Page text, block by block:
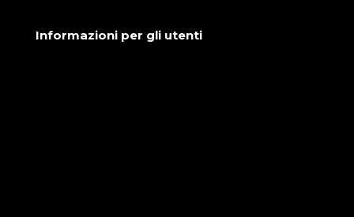
Informazioni per gli utenti